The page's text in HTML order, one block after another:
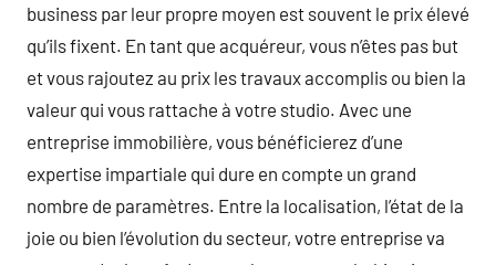
business par leur propre moyen est souvent le prix élevé
qu’ils fixent. En tant que acquéreur, vous n’êtes pas but
et vous rajoutez au prix les travaux accomplis ou bien la
valeur qui vous rattache à votre studio. Avec une
entreprise immobilière, vous bénéficierez d’une
expertise impartiale qui dure en compte un grand
nombre de paramètres. Entre la localisation, l’état de la
joie ou bien l’évolution du secteur, votre entreprise va